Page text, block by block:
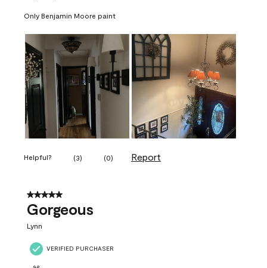
Only Benjamin Moore paint
Helpful? (3) (0) Report
5 out of 5 stars.
Gorgeous
Lynn
VERIFIED PURCHASER